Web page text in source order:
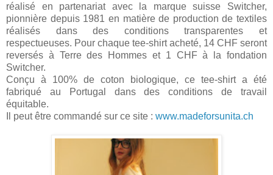
réalisé en partenariat avec la marque suisse Switcher,
pionnière depuis 1981 en matière de production de textiles
réalisés dans des conditions transparentes et
respectueuses. Pour chaque tee-shirt acheté, 14 CHF seront
reversés à Terre des Hommes et 1 CHF à la fondation
Switcher.
Conçu à 100% de coton biologique, ce tee-shirt a été
fabriqué au Portugal dans des conditions de travail
équitable.
Il peut être commandé sur ce site : www.madeforsunita.ch